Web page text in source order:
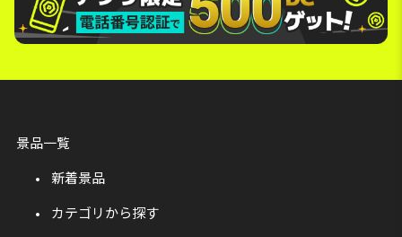
景品一覧
新着景品
カテゴリから探す